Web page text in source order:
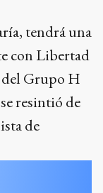
tendrá una
con Libertad
del Grupo H
resintió de
de